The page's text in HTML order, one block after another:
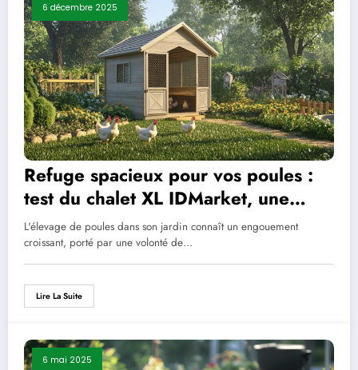
6 décembre 2025
Refuge spacieux pour vos poules :
test du chalet XL IDMarket, une
solution écoresponsable ?
L'élevage de poules dans son jardin connaît un engouement
croissant, porté par une volonté de…
Lire La Suite
6 mai 2025